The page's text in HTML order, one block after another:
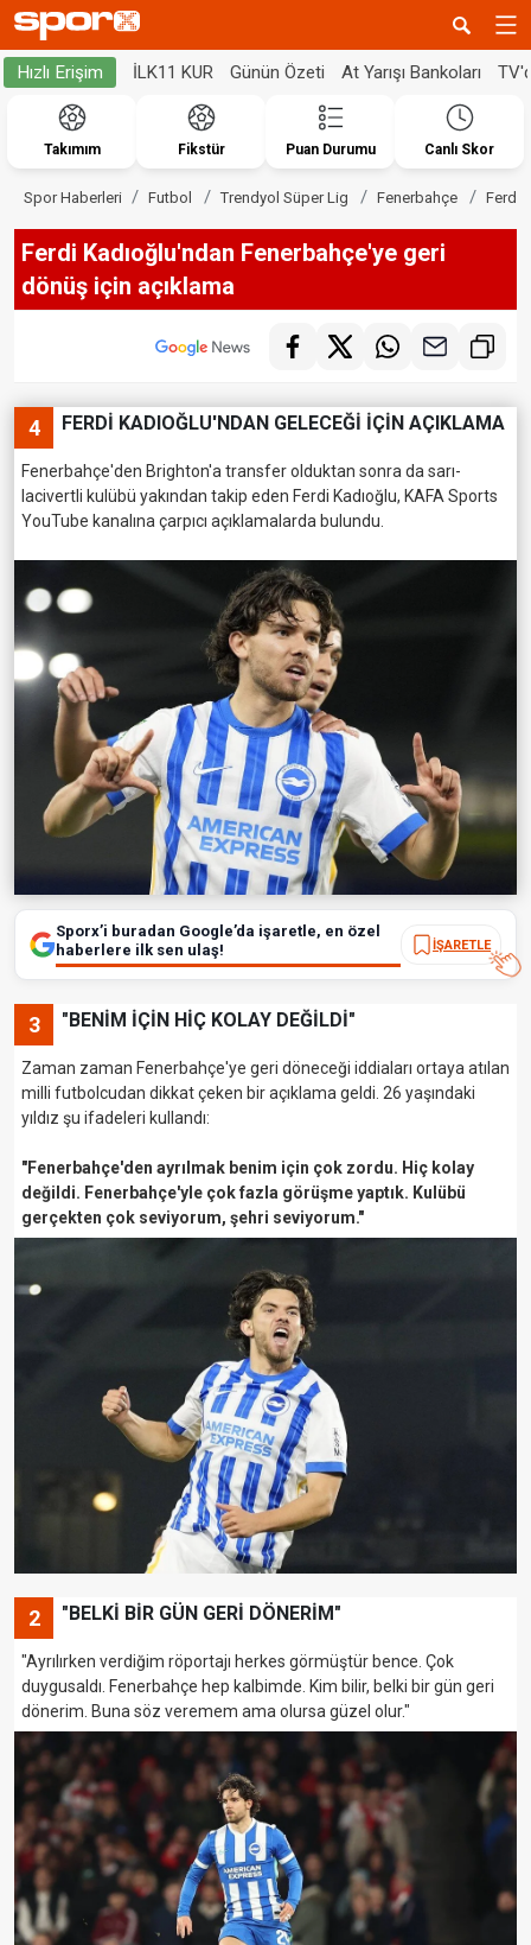
Hızlı Erişim İLK11 KUR Günün Özeti At Yarışı Bankoları
Takımım Fikstür Puan Durumu Canlı Skor
Spor Haberleri Futbol Trendyol Süper Lig Fenerbahçe Ferdi
Ferdi Kadıoğlu'ndan Fenerbahçe'ye geri
dönüş için açıklama
4 FERDİ KADIOĞLU'NDAN GELECEĞİ İÇİN AÇIKLAMA
Fenerbahçe'den Brighton'a transfer olduktan sonra da sarı-
lacivertli kulübü yakından takip eden Ferdi Kadıoğlu, KAFA Sports
YouTube kanalına çarpıcı açıklamalarda bulundu.
Sporx’i buradan Google’da işaretle, en özel
haberlere ilk sen ulaş!
İŞARETLE
3 "BENİM İÇİN HİÇ KOLAY DEĞİLDİ"
Zaman zaman Fenerbahçe'ye geri döneceği iddiaları ortaya atılan
milli futbolcudan dikkat çeken bir açıklama geldi. 26 yaşındaki
yıldız şu ifadeleri kullandı:
"Fenerbahçe'den ayrılmak benim için çok zordu. Hiç kolay
değildi. Fenerbahçe'yle çok fazla görüşme yaptık. Kulübü
gerçekten çok seviyorum, şehri seviyorum."
2 "BELKİ BİR GÜN GERİ DÖNERİM"
"Ayrılırken verdiğim röportajı herkes görmüştür bence. Çok
duygusaldı. Fenerbahçe hep kalbimde. Kim bilir, belki bir gün geri
dönerim. Buna söz veremem ama olursa güzel olur."